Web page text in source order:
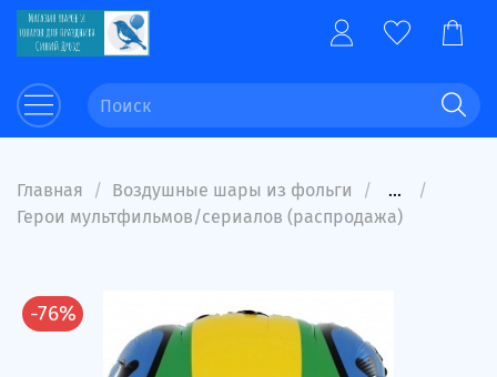
Главная Воздушные шары из фольги
...
Герои мультфильмов/сериалов (распродажа)
-76%